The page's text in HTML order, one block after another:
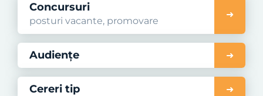
Concursuri
posturi vacante, promovare
Audiențe
Cereri tip